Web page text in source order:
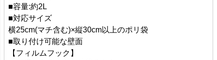
■容量:約2L
■対応サイズ
横25cm(マチ含む)×縦30cm以上のポリ袋
■取り付け可能な壁面
【フィルムフック】